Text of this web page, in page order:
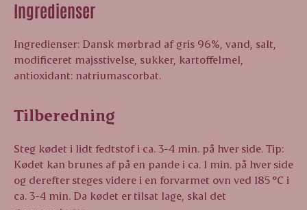
Ingredienser
Ingredienser: Dansk mørbrad af gris 96%, vand, salt,
modificeret majsstivelse, sukker, kartoffelmel,
antioxidant: natriumascorbat.
Tilberedning
Steg kødet i lidt fedtstof i ca. 3-4 min. på hver side. Tip:
Kødet kan brunes af på en pande i ca. 1 min. på hver side
og derefter steges videre i en forvarmet ovn ved 185 °C i
ca. 3-4 min. Da kødet er tilsat lage, skal det